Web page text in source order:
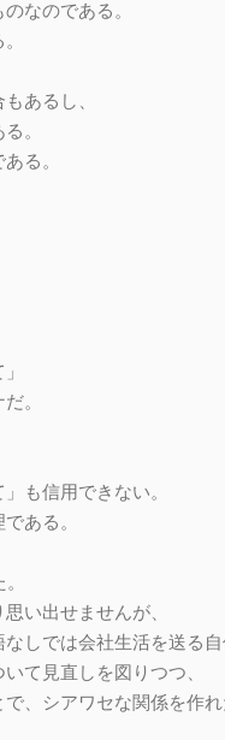
なのである。
あるし、
。
る。
。
も信用できない。
ある。
い出せませんが、
しでは会社生活を送る自
て見直しを図りつつ、
、シアワセな関係を作